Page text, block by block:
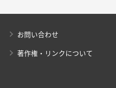
お問い合わせ
著作権・リンクについて